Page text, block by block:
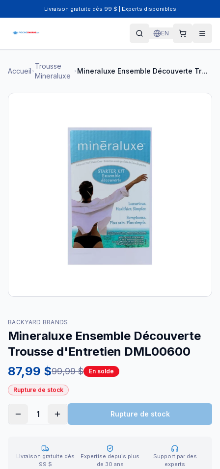
Livraison gratuite dès 99 $ | Experts disponibles
EN
Accueil
Trousse
Mineraluxe
Mineraluxe Ensemble Découverte Trousse d'Entretien DML00600
BACKYARD BRANDS
Mineraluxe Ensemble Découverte
Trousse d'Entretien DML00600
87,99 $99,99 $ En solde
Rupture de stock
1 Rupture de stock
Livraison gratuite dès
99 $
Expertise depuis plus
de 30 ans
Support par des
experts